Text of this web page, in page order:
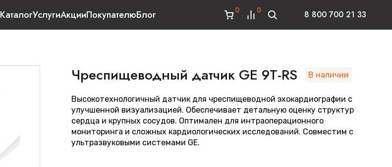
КаталогУслугиАкцииПокупателюБлог 0 0 8 800 700 21 33
Чреспищеводный датчик GE 9T-RS В наличии
Высокотехнологичный датчик для чреспищеводной эхокардиографии с
улучшенной визуализацией. Обеспечивает детальную оценку структур
сердца и крупных сосудов. Оптимален для интраоперационного
мониторинга и сложных кардиологических исследований. Совместим с
ультразвуковыми системами GE.